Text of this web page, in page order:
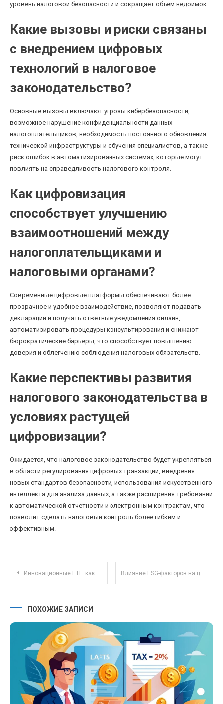
уровень налоговой безопасности и сокращает объем недоимок.
Какие вызовы и риски связаны
с внедрением цифровых
технологий в налоговое
законодательство?
Основные вызовы включают угрозы кибербезопасности,
возможное нарушение конфиденциальности данных
налогоплательщиков, необходимость постоянного обновления
технической инфраструктуры и обучения специалистов, а также
риск ошибок в автоматизированных системах, которые могут
повлиять на справедливость налогового контроля.
Как цифровизация
способствует улучшению
взаимоотношений между
налогоплательщиками и
налоговыми органами?
Современные цифровые платформы обеспечивают более
прозрачное и удобное взаимодействие, позволяют подавать
декларации и получать ответные уведомления онлайн,
автоматизировать процедуры консультирования и снижают
бюрократические барьеры, что способствует повышению
доверия и облегчению соблюдения налоговых обязательств.
Какие перспективы развития
налогового законодательства в
условиях растущей
цифровизации?
Ожидается, что налоговое законодательство будет укрепляться
в области регулирования цифровых транзакций, внедрения
новых стандартов безопасности, использования искусственного
интеллекта для анализа данных, а также расширения требований
к автоматической отчетности и электронным контрактам, что
позволит сделать налоговый контроль более гибким и
эффективным.
Инновационные ETF: как искусственный интеллект меняет состав и стратегию фондов Влияние ESG-факторов на цену и доходность облигаций с учетом новых регуляций
ПОХОЖИЕ ЗАПИСИ